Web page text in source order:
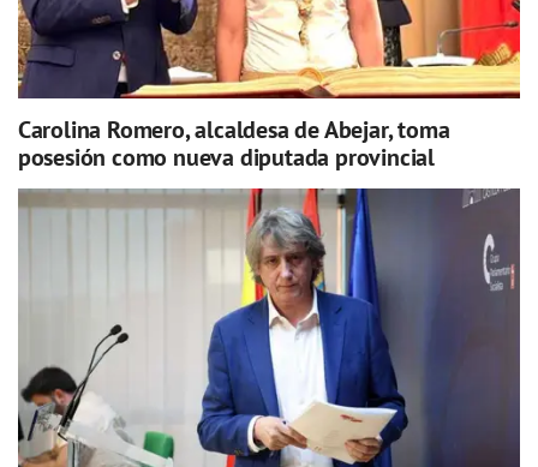
Carolina Romero, alcaldesa de Abejar, toma
posesión como nueva diputada provincial